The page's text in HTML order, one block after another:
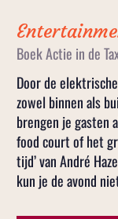
Boek Actie in de
Door de
zowel binnen als
brengen je gasten
food court of het
tijd’ van André
kun je de avond